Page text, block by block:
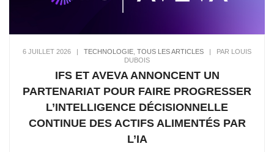
6 JUILLET 2026 TECHNOLOGIE TOUS LES ARTICLES
PAR LOUIS
DUBOIS
IFS ET AVEVA ANNONCENT UN
PARTENARIAT POUR FAIRE PROGRESSER
L’INTELLIGENCE DÉCISIONNELLE
CONTINUE DES ACTIFS ALIMENTÉS PAR
L’IA